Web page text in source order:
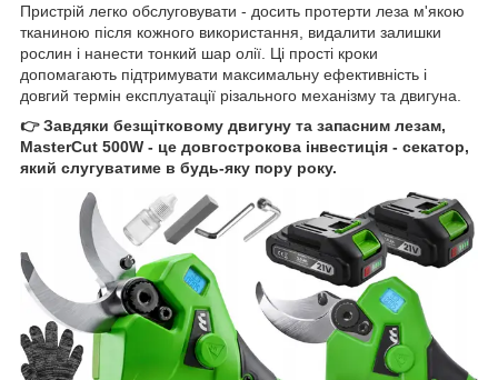
Пристрій легко обслуговувати - досить протерти леза м'якою
тканиною після кожного використання, видалити залишки
рослин і нанести тонкий шар олії. Ці прості кроки
допомагають підтримувати максимальну ефективність і
довгий термін експлуатації різального механізму та двигуна.
👉 Завдяки безщітковому двигуну та запасним лезам,
MasterCut 500W - це довгострокова інвестиція - секатор,
який слугуватиме в будь-яку пору року.